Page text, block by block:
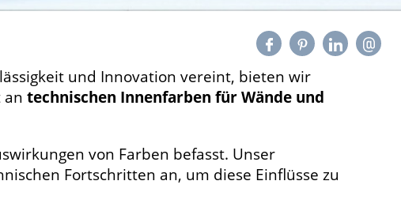
und Innovation vereint, bieten wir
an technischen Innenfarben für Wände und
von Farben befasst. Unser
Fortschritten an, um diese Einflüsse zu